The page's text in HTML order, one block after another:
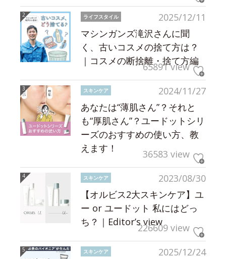
2025/12/11
ライフスタイル
マシンガンズ滝沢さんに聞
く、古いコスメの捨て方は？
｜コスメの断捨離・捨て方編
65891 view
2024/11/27
スキンケア
あなたは“薄肌さん”？それと
も“厚肌さん”？ユードットシリ
ーズのおすすめの使い方、教
えます！
36583 view
2023/08/30
スキンケア
【オルビス2大スキンケア】ユ
ー or ユードット 私にはどっ
ち？｜Editor’s view226609 view
2025/12/24
スキンケア